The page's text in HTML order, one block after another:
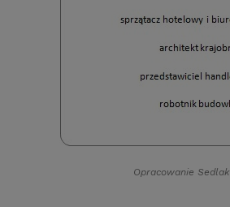
Opracowanie Sedlak